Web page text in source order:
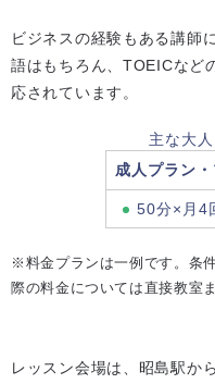
ビジネスの経験もある講師
語はもちろん、TOEICなど
応されています。
主な大
成人プラン
50分×月4
※料金プランは一例です。条
際の料金については直接教室
レッスン会場は、昭島駅か